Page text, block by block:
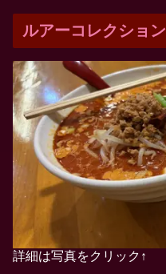
ルアーコレクション
詳細は写真をクリック↑